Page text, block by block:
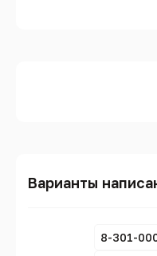
Варианты
8-301-